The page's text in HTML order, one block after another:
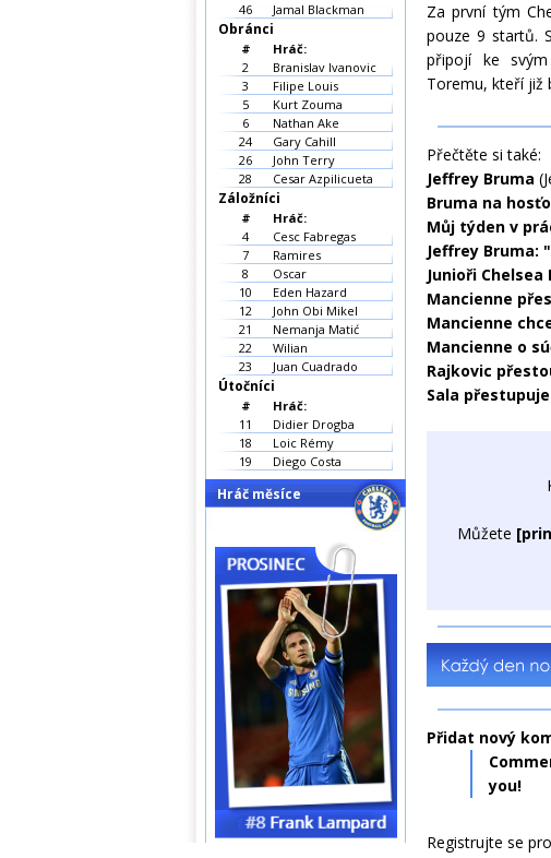
Za první tým
pouze 9 startů.
připojí ke svým
Toremu, kteří již
Přečtěte si také:
Jeffrey Bruma
Bruma na
Můj týden v
Jeffrey Bruma:
Junioři
Mancienne
Mancienne
Mancienne o
Rajkovic
Sala
Můžete
Přidat nový
you!
Registrujte se
46
Jamal Blackman
Obránci
#
Hráč:
2
Branislav Ivanovic
3
Filipe Louis
5
Kurt Zouma
6
Nathan Ake
24
Gary Cahill
26
John Terry
28
Cesar Azpilicueta
Záložníci
#
Hráč:
4
Cesc Fabregas
7
Ramires
8
Oscar
10
Eden Hazard
12
John Obi Mikel
21
Nemanja Matić
22
Wilian
23
Juan Cuadrado
Útočníci
#
Hráč:
11
Didier Drogba
18
Loic Rémy
19
Diego Costa
Hráč měsíce